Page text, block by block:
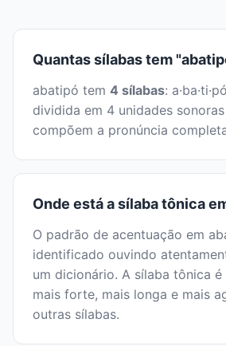
Quantas sílabas tem
abatipó tem 4 sílabas:
dividida em 4 unidades
compõem a pronúncia
Onde está a sílaba tônica
O padrão de acentuação em
identificado ouvindo
um dicionário. A sílaba tônica
mais forte, mais longa e mais
outras sílabas.